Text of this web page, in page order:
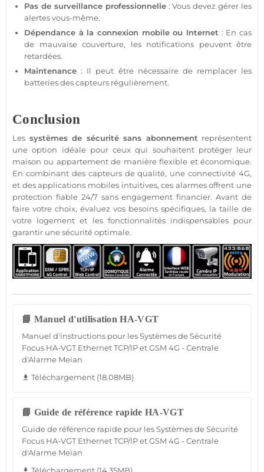
Pas de surveillance professionnelle: Vous devez gérer les
alertes vous-même.
Dépendance à la connexion mobile ou Internet : En cas
de mauvaise couverture, les notifications peuvent être
retardées.
Maintenance : Il peut être nécessaire de remplacer les
batteries des capteurs régulièrement.
Conclusion
Les systèmes de sécurité sans abonnement représentent
une option idéale pour ceux qui souhaitent protégerleur
maison ou appartementde manière flexible et économique.
En combinant des capteurs de qualité, une connectivité 4G,
et des applications mobiles intuitives, ces alarmes offrent une
protection fiable24/7 sans engagement financier. Avant de
faire votre choix, évaluez vos besoins spécifiques, la taille de
votre logement et les fonctionnalités indispensables pour
garantir unesécuritéoptimale.
📘 Manuel d'utilisation HA-VGT
Manuel d'instructions pour les Systèmes de Sécurité
Focus HA-VGT Ethernet TCP/IP et GSM 4G - Centrale
d'Alarme Meian
file_download Téléchargement (18.08MB)
📘 Guide de référence rapide HA-VGT
Guide de référence rapide pour les Systèmes de Sécurité
Focus HA-VGT Ethernet TCP/IP et GSM 4G - Centrale
d'Alarme Meian